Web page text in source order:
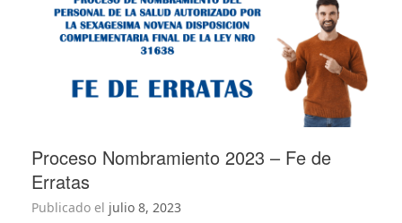
Proceso Nombramiento 2023 – Fe de
Erratas
Publicado el julio 8, 2023